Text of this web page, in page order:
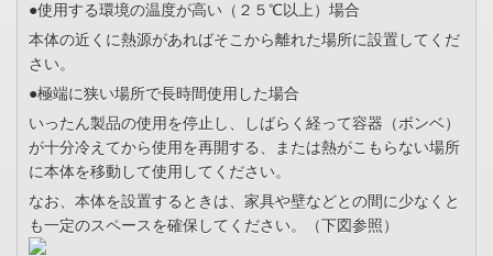
●使用する環境の温度が高い（２５℃以上）場合
本体の近くに熱源があればそこから離れた場所に設置してくだ
さい。
●極端に狭い場所で長時間使用した場合
いったん製品の使用を停止し、しばらく経って容器（ボンベ）
が十分冷えてから使用を再開する、または熱がこもらない場所
に本体を移動して使用してください。
なお、本体を設置するときは、家具や壁などとの間に少なくと
も一定のスペースを確保してください。（下図参照）